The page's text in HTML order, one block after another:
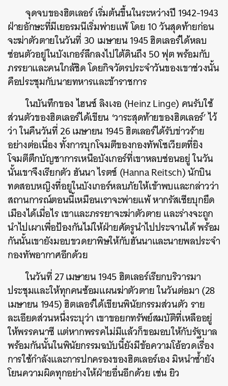
จุดจบของฮิตเลอร์ เริ่มต้นขึ้นในระหว่างปี 1942-1943
ฝ่ายอักษะที่มีเยอรมนีเริ่มพ่ายแพ้ โดย 10 วันสุดท้ายก่อน
จะฆ่าตัวตายในวันที่ 30 เมษายน 1945 ฮิตเลอร์ได้หลบ
ซ่อนตัวอยู่ในบังเกอร์ลึกลงไปใต้ดินถึง 50 ฟุต พร้อมกับ
ภรรยาและคนใกล้ชิด โดยกิจวัตรประจำวันของเขาช่วงนั้น
คือประชุมกับนายทหารและข้าราชการ
ในบันทึกของ ไฮนซ์ ลิงเงอ (Heinz Linge) คนรับใช้
ส่วนตัวของฮิตเลอร์ได้เขียน ‘วาระสุดท้ายของฮิตเลอร์’ ไว้
ว่า ในคืนวันที่ 26 เมษายน 1945 ฮิตเลอร์ได้รับข่าวร้าย
อย่างต่อเนื่อง ทั้งการบุกโจมตีของกองทัพโซเวียตที่ยิง
โจมตีตึกบัญชาการเหนือบังเกอร์ที่เขาหลบซ่อนอยู่ ในวัน
นั้นเขาจึงเรียกตัว ฮันนา ไรตช์ (Hanna Reitsch) นักบิน
ทดสอบหญิงที่อยูในบังเกอร์หลบภัยให้เข้าพบและกล่าวว่า
สถานการณ์ตอนนี้เหมือนเราจะพ่ายแพ้ หากรัสเซียบุกยึด
เมืองได้เมื่อไร เขาและภรรยาจะฆ่าตัวตาย และร่างจะถูก
นำไปเผาเพื่อป้องกันไม่ให้ฝ่ายศัตรูนำไปประจานได้ พร้อม
กันนั้นเขายังมอบขวดยาพิษให้กับฮันนาและนายพลประจำ
กองทัพอากาศอีกด้วย
ในวันที่ 27 เมษายน 1945 ฮิตเลอร์เรียกบริวารมา
ประชุมและให้ทุกคนซ้อมแผนฆ่าตัวตาย ในวันต่อมา (28
เมษายน 1945) ฮิตเลอร์ได้เขียนพินัยกรรมส่วนตัว ราย
ละเอียดส่วนหนึ่งระบุว่า เขาขอยกทรัพย์สมบัติที่เหลืออยู่
ให้พรรคนาซี แต่หากพรรคไม่มีแล้วก็ขอมอบให้กับรัฐบาล
พร้อมกันนั้นในพินัยกรรมฉบับนี้ยังมีข้อความโอ้อวดเรื่อง
การใช้กำลังและการปกครองของฮิตเลอร์เอง มิหนำซ้ำยัง
โยนความผิดทุกอย่างให้ฝ่ายอื่นอีกด้วย เช่น ยิว
ค้นหา
SHARE TWEET LINE EMAIL